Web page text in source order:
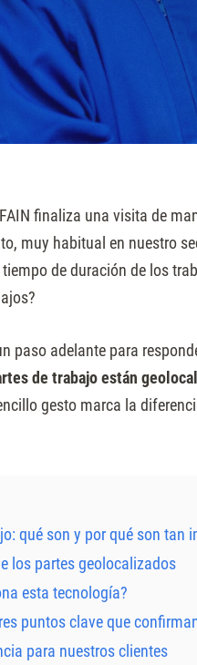
finaliza una visita de
muy habitual en nuestro
de duración de los
paso adelante para
de trabajo están
gesto marca la
qué son y por qué son tan
los partes geolocalizados
esta tecnología?
puntos clave que
para nuestros clientes